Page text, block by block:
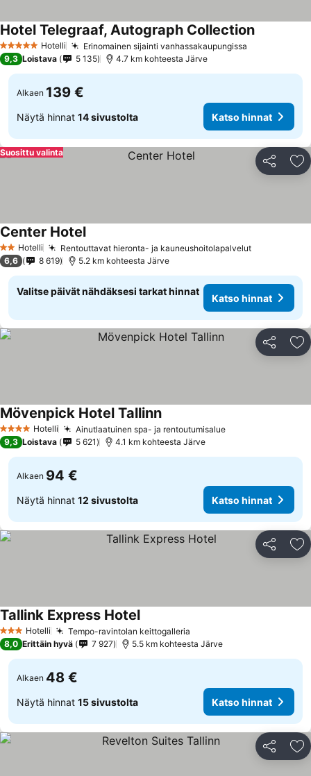
5 Tähtiluokitus
Hotelli Erinomainen sijainti vanhassakaupungissa
Hotel Telegraaf, Autograph Collection
9,3 Loistava 5 135 4.7 km kohteesta Järve
Alkaen 139 €
Näytä hinnat 14 sivustolta Katso hinnat
Jaa
Suosittu valinta
2 Tähtiluokitus
Hotelli Rentouttavat hieronta- ja kauneushoitolapalvelut
Center Hotel
6,6 8 619 5.2 km kohteesta Järve
Valitse päivät nähdäksesi tarkat hinnat
Katso hinnat
Jaa
4 Tähtiluokitus
Hotelli Ainutlaatuinen spa- ja rentoutumisalue
Mövenpick Hotel Tallinn
9,3 Loistava 5 621 4.1 km kohteesta Järve
Alkaen 94 €
Näytä hinnat 12 sivustolta Katso hinnat
Jaa
3 Tähtiluokitus
Hotelli Tempo-ravintolan keittogalleria
Tallink Express Hotel
8,0 Erittäin hyvä 7 927 5.5 km kohteesta Järve
Alkaen 48 €
Näytä hinnat 15 sivustolta Katso hinnat
Jaa